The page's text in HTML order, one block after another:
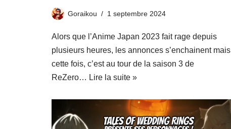
Goraikou 1 septembre 2024
Alors que l’Anime Japan 2023 fait rage depuis
plusieurs heures, les annonces s’enchainent mais
cette fois, c’est au tour de la saison 3 de
ReZero… Lire la suite »